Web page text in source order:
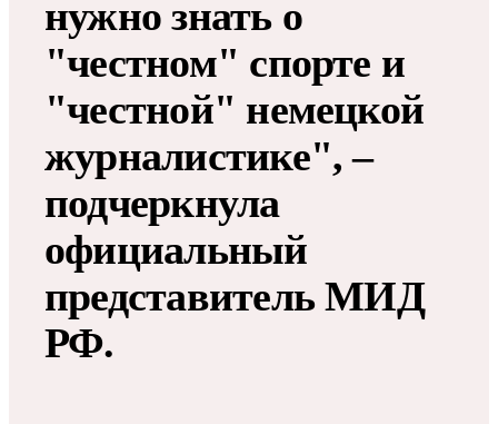
нужно знать о
"честном" спорте и
"честной" немецкой
журналистике", –
подчеркнула
официальный
представитель МИД
РФ.